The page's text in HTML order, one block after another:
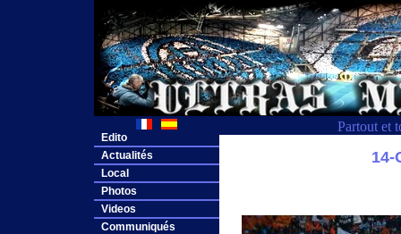
Partout et
Edito
Actualités
Local
Photos
Videos
Communiqués
14-